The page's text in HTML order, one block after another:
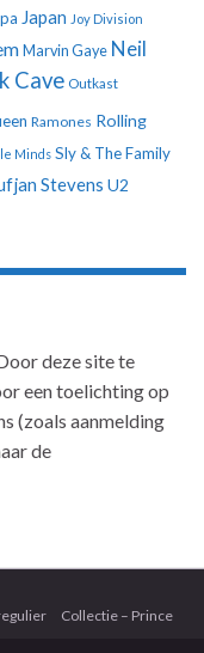
Japan Joy Division
Marvin Gaye Neil
Cave Outkast
Ramones Rolling
Minds Sly & The Family
Stevens U2
deze site te
een toelichting op
(zoals aanmelding
de
Collectie – Prince